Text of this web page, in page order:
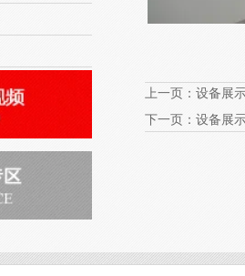
上一页： 设备展
下一页： 设备展